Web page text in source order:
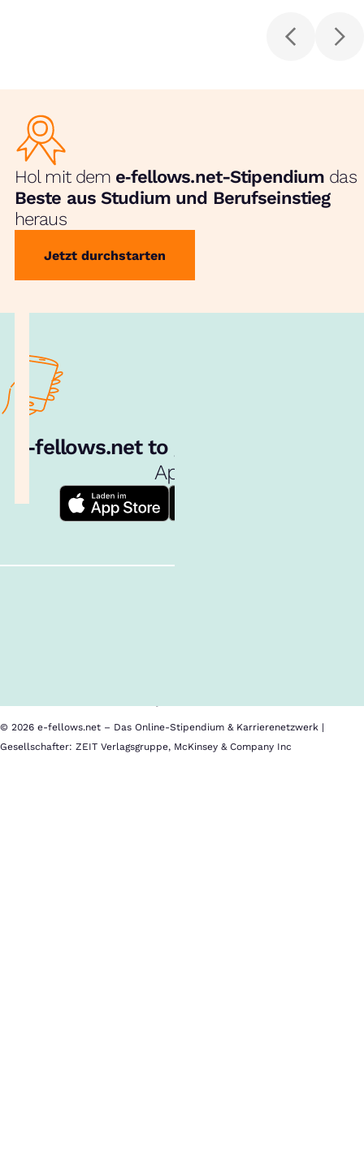
Hol mit dem e‑fellows.net-Stipendium das
Beste aus Studium und Berufseinstieg
heraus
Jetzt durchstarten
e‑fellows.net to go:
App!
© 2026 e-fellows.net – Das Online-Stipendium & Karrierenetzwerk |
Gesellschafter: ZEIT Verlagsgruppe, McKinsey & Company Inc